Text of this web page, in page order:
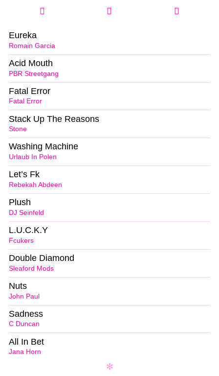
Romain Garcia
Eureka
PBR Streetgang
Acid Mouth
Fatal Error
Fatal Error
Stone
Stack Up The Reasons
Urlaub In Polen
Washing Machine
Rebekah Abdeen
Let’s Fk
DJ Seinfeld
Plush
Fcukers
L.U.C.K.Y
Sleaford Mods
Double Diamond
John Paul
Nuts
C Duncan
Sadness
Jana Horn
All In Bet